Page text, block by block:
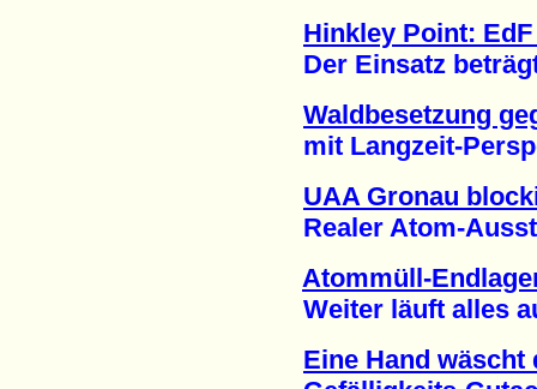
Hinkley Point:
Der Einsatz beträgt
Waldbesetzung
mit Langzeit-
UAA Gronau
Realer Atom-
Atommüll-
Weiter läuft alles
Eine Hand wäscht